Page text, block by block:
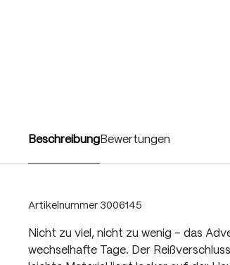
Beschreibung Bewertungen
Artikelnummer 3006145
Nicht zu viel, nicht zu wenig – das
wechselhafte Tage. Der